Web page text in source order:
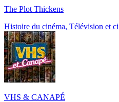
The Plot Thickens
Histoire du cinéma, Télévision et
VHS & CANAPÉ